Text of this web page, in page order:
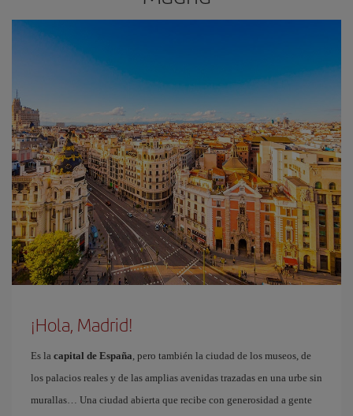
¡Hola, Madrid!
Es la capital de España, pero también la ciudad de los museos, de
los palacios reales y de las amplias avenidas trazadas en una urbe sin
murallas… Una ciudad abierta que recibe con generosidad a gente